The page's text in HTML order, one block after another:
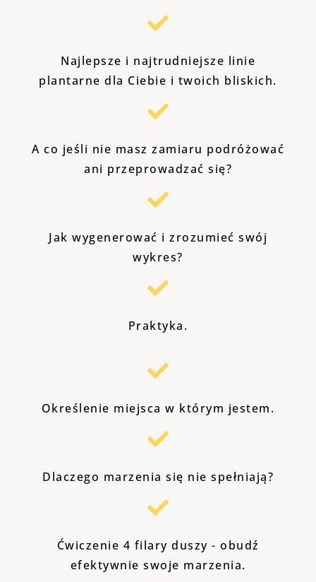
Najlepsze i najtrudniejsze linie
plantarne dla Ciebie i twoich bliskich.
A co jeśli nie masz zamiaru podróżować
ani przeprowadzać się?
Jak wygenerować i zrozumieć swój
wykres?
Praktyka.
Określenie miejsca w którym jestem.
Dlaczego marzenia się nie spełniają?
Ćwiczenie 4 filary duszy - obudź
efektywnie swoje marzenia.